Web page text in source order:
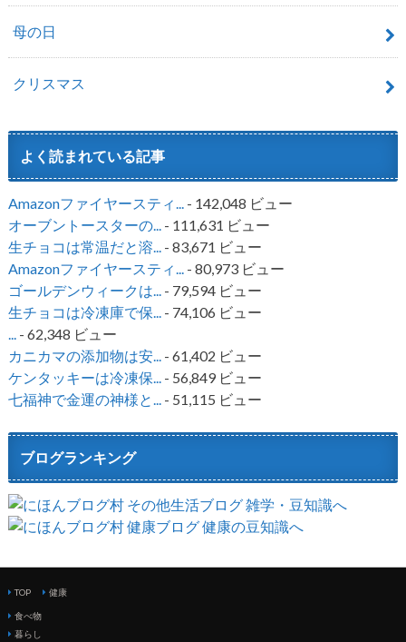
母の日
クリスマス
よく読まれている記事
Amazonファイヤースティ...- 142,048 ビュー
オーブントースターの...- 111,631 ビュー
生チョコは常温だと溶...- 83,671 ビュー
Amazonファイヤースティ...- 80,973 ビュー
ゴールデンウィークは...- 79,594 ビュー
生チョコは冷凍庫で保...- 74,106 ビュー
...- 62,348 ビュー
カニカマの添加物は安...- 61,402 ビュー
ケンタッキーは冷凍保...- 56,849 ビュー
七福神で金運の神様と...- 51,115 ビュー
ブログランキング
TOP 健康
食べ物
暮らし